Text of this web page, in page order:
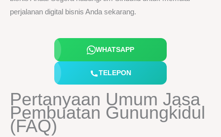
perjalanan digital bisnis Anda sekarang.
WHATSAPP
TELEPON
Pertanyaan Umum Jasa
Pembuatan Gunungkidul
(FAQ)